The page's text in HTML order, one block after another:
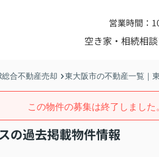
営業時間：
空き家・相続相談
合不動産売却 東大阪市の不動産一覧｜
この物件の募集は終了しました。
の過去掲載物件情報